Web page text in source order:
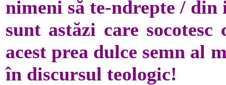
nimeni să te-ndrepte /
sunt astăzi care
acest prea dulce semn al
în discursul teologic!